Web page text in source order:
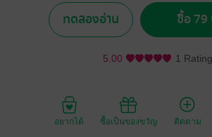
ทดลองอ่าน ซื้อ 79
5.00 1 Rating
อยากได้ ซื้อเป็นของขวัญ ติดตาม